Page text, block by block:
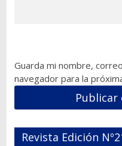
Guarda mi nombre,
navegador para la
Revista Edición